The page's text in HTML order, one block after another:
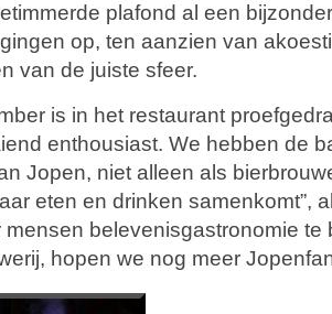
plafond al een
op, ten aanzien van
van de juiste sfeer.
is in het restaurant
enthousiast. We hebben de
Jopen, niet alleen als
eten en drinken samenkomt”,
mensen belevenisgastronomie te
hopen we nog meer